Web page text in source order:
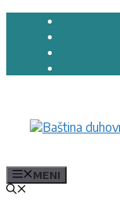
Preskoči
MENI